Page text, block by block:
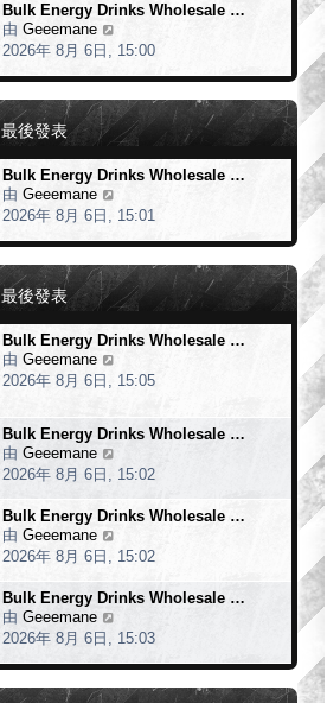
後
表
Bulk Energy Drinks Wholesale …
由 Geeemane
視
最
發
表
2026年 8月 6日, 15:00
最後發表
Bulk Energy Drinks Wholesale …
由 Geeemane
視
最
發
表
2026年 8月 6日, 15:01
最後發表
Bulk Energy Drinks Wholesale …
由 Geeemane
視
後
發
表
2026年 8月 6日, 15:05
Bulk Energy Drinks Wholesale …
由 Geeemane
視
最
後
表
2026年 8月 6日, 15:02
Bulk Energy Drinks Wholesale …
由 Geeemane
視
後
表
2026年 8月 6日, 15:02
Bulk Energy Drinks Wholesale …
由 Geeemane
視
最
2026年 8月 6日, 15:03